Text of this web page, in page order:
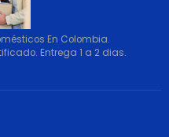
En Colombia.
Entrega 1 a 2 dias.